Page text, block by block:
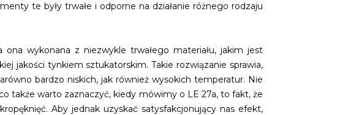
te były trwałe i odporne na działanie różnego rodzaju
ona wykonana z niezwykle trwałego materiału, jakim jest
jakości tynkiem sztukatorskim. Takie rozwiązanie sprawia,
bardzo niskich, jak również wysokich temperatur. Nie
także warto zaznaczyć, kiedy mówimy o LE 27a, to fakt, że
Aby jednak uzyskać satysfakcjonujący nas efekt,